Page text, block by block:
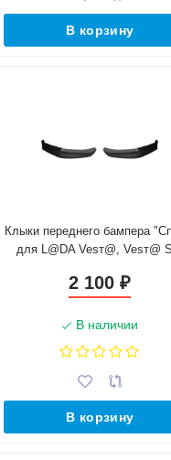
В корзину
Клыки переднего бампера
для L@DA Vesт@, Vesт@
2 100₽
В наличии
В корзину